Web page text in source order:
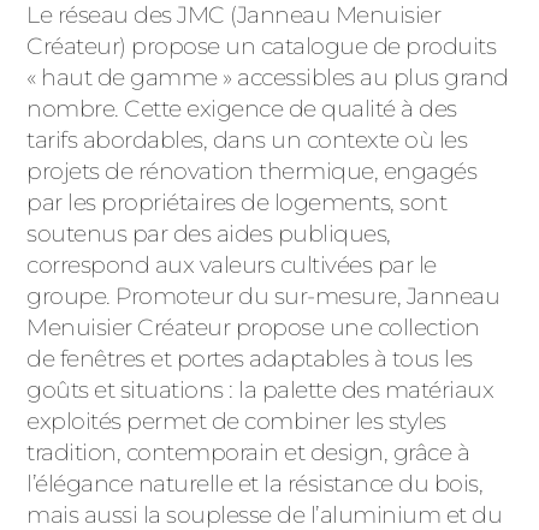
Le réseau des JMC (Janneau Menuisier
Créateur) propose un catalogue de produits
« haut de gamme » accessibles au plus grand
nombre. Cette exigence de qualité à des
tarifs abordables, dans un contexte où les
projets de rénovation thermique, engagés
par les propriétaires de logements, sont
soutenus par des aides publiques,
correspond aux valeurs cultivées par le
groupe. Promoteur du sur-mesure, Janneau
Menuisier Créateur propose une collection
de fenêtres et portes adaptables à tous les
goûts et situations : la palette des matériaux
exploités permet de combiner les styles
tradition, contemporain et design, grâce à
l’élégance naturelle et la résistance du bois,
mais aussi la souplesse de l’aluminium et du